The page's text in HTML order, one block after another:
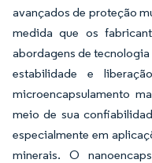
avançados de proteção
medida que os
abordagens de
estabilidade e
microencapsulamento
meio de sua
especialmente em
minerais. O